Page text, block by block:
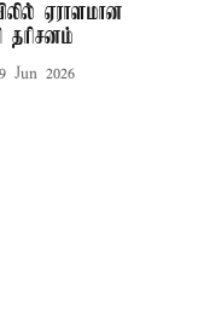
ஏராளமான
தரிசனம்
Jun 2026